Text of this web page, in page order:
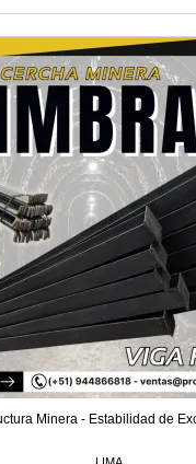
Minera - Estabilidad de